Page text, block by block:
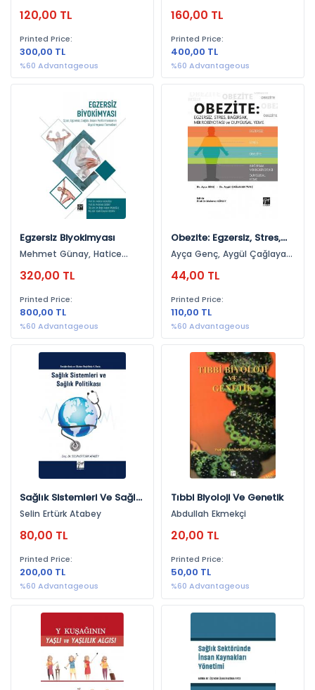
120,00 TL
Printed Price:
300,00 TL
%60 Advantageous
160,00 TL
Printed Price:
400,00 TL
%60 Advantageous
Egzersiz Biyokimyası
Mehmet Günay, Hatice
Paşaoğlu, Kadir Keskin
320,00 TL
Printed Price:
800,00 TL
%60 Advantageous
Obezite: Egzersiz, Stres,
Bağırsak, Mikrobiyotası Ve
Duygusal Yeme
Ayça Genç, Aygül Çağlayan
44,00 TL
Printed Price:
110,00 TL
%60 Advantageous
Sağlık Sistemleri Ve Sağlık
Politikası
Selin Ertürk Atabey
80,00 TL
Printed Price:
200,00 TL
%60 Advantageous
Tıbbi Biyoloji Ve Genetik
Abdullah Ekmekçi
20,00 TL
Printed Price:
50,00 TL
%60 Advantageous